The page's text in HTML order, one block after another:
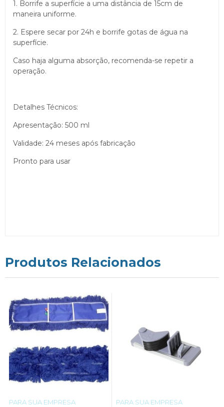
1. Borrife a superfície a uma distância de 15cm de
maneira uniforme.
2. Espere secar por 24h e borrife gotas de água na
superfície.
Caso haja alguma absorção, recomenda-se repetir a
operação.
Detalhes Técnicos:
Apresentação: 500 ml
Validade: 24 meses após fabricação
Pronto para usar
Produtos Relacionados
PARA SUA EMPRESA PARA SUA EMPRESA